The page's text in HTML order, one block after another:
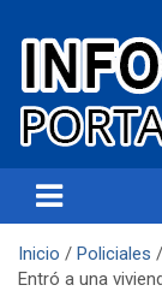
Infonoa
Inicio
Policiales
Entró a una